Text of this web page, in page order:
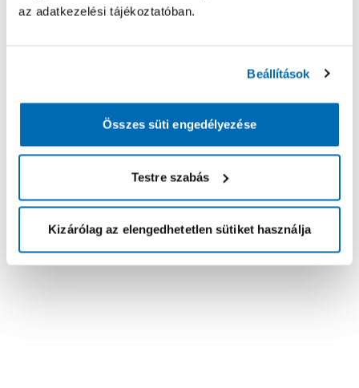
az adatkezelési tájékoztatóban.
Beállítások
Összes süti engedélyezése
Testre szabás
Kizárólag az elengedhetetlen sütiket használja